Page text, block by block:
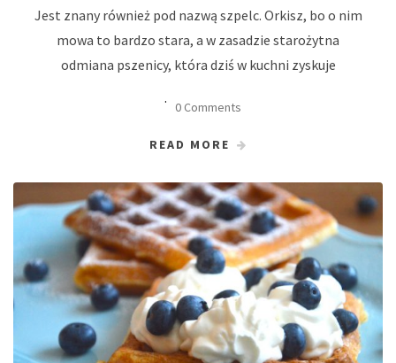
Jest znany również pod nazwą szpelc. Orkisz, bo o nim
mowa to bardzo stara, a w zasadzie starożytna
odmiana pszenicy, która dziś w kuchni zyskuje
0 Comments
READ MORE